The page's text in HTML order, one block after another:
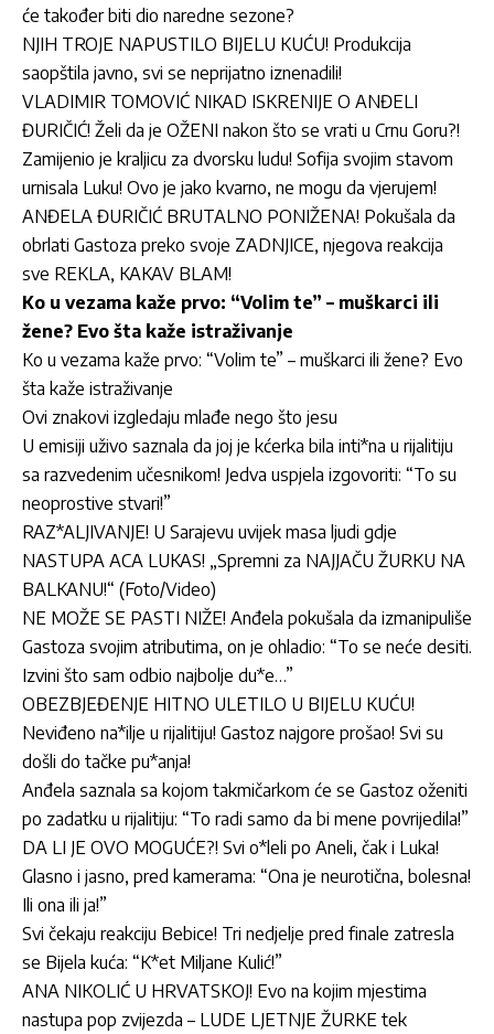
će također biti dio naredne sezone?
NJIH TROJE NAPUSTILO BIJELU KUĆU! Produkcija
saopštila javno, svi se neprijatno iznenadili!
VLADIMIR TOMOVIĆ NIKAD ISKRENIJE O ANĐELI
ĐURIČIĆ! Želi da je OŽENI nakon što se vrati u Crnu Goru?!
Zamijenio je kraljicu za dvorsku ludu! Sofija svojim stavom
urnisala Luku! Ovo je jako kvarno, ne mogu da vjerujem!
ANĐELA ĐURIČIĆ BRUTALNO PONIŽENA! Pokušala da
obrlati Gastoza preko svoje ZADNJICE, njegova reakcija
sve REKLA, KAKAV BLAM!
Ko u vezama kaže prvo: “Volim te” – muškarci ili
žene? Evo šta kaže istraživanje
Ko u vezama kaže prvo: “Volim te” – muškarci ili žene? Evo
šta kaže istraživanje
Ovi znakovi izgledaju mlađe nego što jesu
U emisiji uživo saznala da joj je kćerka bila inti*na u rijalitiju
sa razvedenim učesnikom! Jedva uspjela izgovoriti: “To su
neoprostive stvari!”
RAZ*ALJIVANJE! U Sarajevu uvijek masa ljudi gdje
NASTUPA ACA LUKAS! „Spremni za NAJJAČU ŽURKU NA
BALKANU!“ (Foto/Video)
NE MOŽE SE PASTI NIŽE! Anđela pokušala da izmanipuliše
Gastoza svojim atributima, on je ohladio: “To se neće desiti.
Izvini što sam odbio najbolje du*e…”
OBEZBJEĐENJE HITNO ULETILO U BIJELU KUĆU!
Neviđeno na*ilje u rijalitiju! Gastoz najgore prošao! Svi su
došli do tačke pu*anja!
Anđela saznala sa kojom takmičarkom će se Gastoz oženiti
po zadatku u rijalitiju: “To radi samo da bi mene povrijedila!”
DA LI JE OVO MOGUĆE?! Svi o*leli po Aneli, čak i Luka!
Glasno i jasno, pred kamerama: “Ona je neurotična, bolesna!
Ili ona ili ja!”
Svi čekaju reakciju Bebice! Tri nedjelje pred finale zatresla
se Bijela kuća: “K*et Miljane Kulić!”
ANA NIKOLIĆ U HRVATSKOJ! Evo na kojim mjestima
nastupa pop zvijezda – LUDE LJETNJE ŽURKE tek